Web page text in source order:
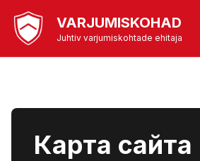
VARJUMISKOHAD
Juhtiv varjumiskohtade ehitaja
Карта сайта